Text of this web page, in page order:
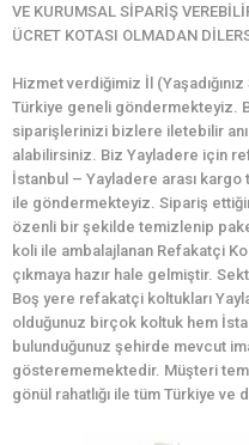
VE KURUMSAL SİPARİŞ
ÜCRET KOTASI OLMADAN
Hizmet verdiğimiz İl
Türkiye geneli göndermekteyiz.
siparişlerinizi bizlere iletebilir
alabilirsiniz. Biz Yayladere için
İstanbul – Yayladere arası kargo
ile göndermekteyiz. Sipariş
özenli bir şekilde temizlenip
koli ile ambalajlanan Refakatçi
çıkmaya hazır hale gelmiştir.
Boş yere refakatçi koltukları
olduğunuz birçok koltuk hem
bulunduğunuz şehirde mevcut
gösterememektedir. Müşteri
gönül rahatlığı ile tüm Türkiye ve